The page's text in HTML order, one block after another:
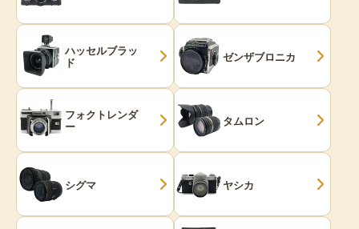
ハッセルブラッ
ド ゼンザブロニカ
フォクトレンダ
ー タムロン
シグマ ヤシカ